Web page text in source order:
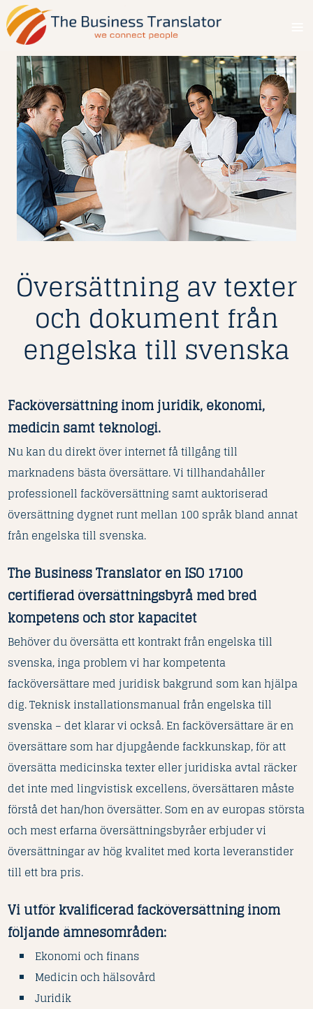
Översättning av texter
och dokument från
engelska till svenska
Facköversättning inom juridik, ekonomi,
medicin samt teknologi.
Nu kan du direkt över internet få tillgång till
marknadens bästa översättare. Vi tillhandahåller
professionell facköversättning samt auktoriserad
översättning dygnet runt mellan 100 språk bland annat
från engelska till svenska.
The Business Translator en ISO 17100
certifierad översättningsbyrå med bred
kompetens och stor kapacitet
Behöver du översätta ett kontrakt från engelska till
svenska, inga problem vi har kompetenta
facköversättare med juridisk bakgrund som kan hjälpa
dig. Teknisk installationsmanual från engelska till
svenska – det klarar vi också. En facköversättare är en
översättare som har djupgående fackkunskap, för att
översätta medicinska texter eller juridiska avtal räcker
det inte med lingvistisk excellens, översättaren måste
förstå det han/hon översätter. Som en av europas största
och mest erfarna översättningsbyråer erbjuder vi
översättningar av hög kvalitet med korta leveranstider
till ett bra pris.
Vi utför kvalificerad facköversättning inom
följande ämnesområden:
Ekonomi och finans
Medicin och hälsovård
Juridik